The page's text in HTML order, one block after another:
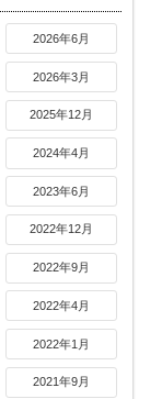
2026年6月
2026年3月
2025年12月
2024年4月
2023年6月
2022年12月
2022年9月
2022年4月
2022年1月
2021年9月